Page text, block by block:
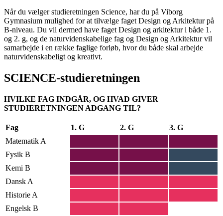
Når du vælger studieretningen Science, har du på Viborg
Gymnasium mulighed for at tilvælge faget Design og Arkitektur på
B-niveau. Du vil dermed have faget Design og arkitektur i både 1.
og 2. g, og de naturvidenskabelige fag og Design og Arkitektur vil
samarbejde i en række faglige forløb, hvor du både skal arbejde
naturvidenskabeligt og kreativt.
SCIENCE-studieretningen
HVILKE FAG INDGÅR, OG HVAD GIVER
STUDIERETNINGEN ADGANG TIL?
Fag 1. G 2. G
3. G
Matematik A
Fysik B
Kemi B
Dansk A
Historie A
Engelsk B